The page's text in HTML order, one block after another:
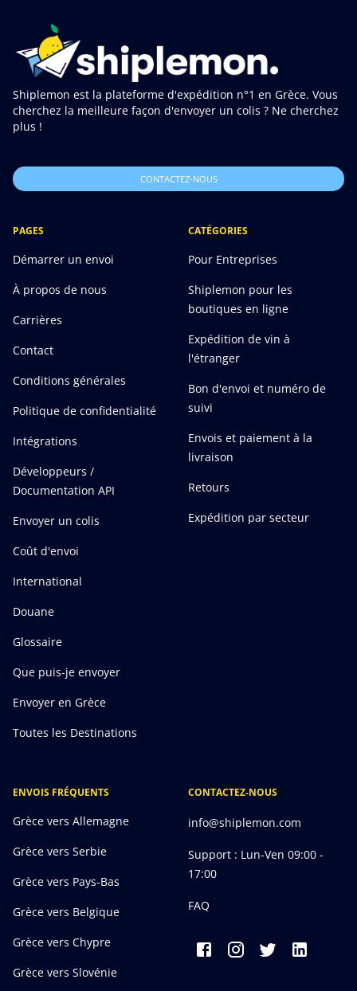
Shiplemon est la plateforme d'expédition n°1 en Grèce. Vous
cherchez la meilleure façon d'envoyer un colis ? Ne cherchez
plus !
CONTACTEZ-NOUS
PAGES
Démarrer un envoi
À propos de nous
Carrières
Contact
Conditions générales
Politique de confidentialité
Intégrations
Développeurs /
Documentation API
Envoyer un colis
Coût d'envoi
International
Douane
Glossaire
Que puis-je envoyer
Envoyer en Grèce
Toutes les Destinations
CATÉGORIES
Pour Entreprises
Shiplemon pour les
boutiques en ligne
Expédition de vin à
l'étranger
Bon d'envoi et numéro de
suivi
Envois et paiement à la
livraison
Retours
Expédition par secteur
ENVOIS FRÉQUENTS
Grèce vers Allemagne
Grèce vers Serbie
Grèce vers Pays-Bas
Grèce vers Belgique
Grèce vers Chypre
Grèce vers Slovénie
CONTACTEZ-NOUS
info@shiplemon.com
Support : Lun-Ven 09:00 -
17:00
FAQ